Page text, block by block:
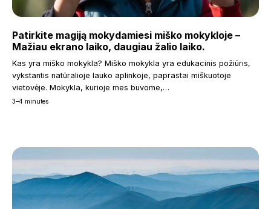
Patirkite magiją mokydamiesi miško mokykloje –
Mažiau ekrano laiko, daugiau žalio laiko.
Kas yra miško mokykla? Miško mokykla yra edukacinis požiūris,
vykstantis natūralioje lauko aplinkoje, paprastai miškuotoje
vietovėje. Mokykla, kurioje mes buvome,…
3–4 minutes